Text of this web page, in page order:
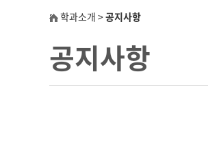
학과소개 >공지사항
공지사항